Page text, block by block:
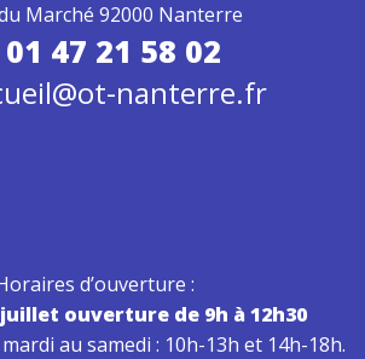
Marché 92000 Nanterre
01 47 21 58 02
nanterre.fr
d’ouverture :
ouverture de 9h à 12h30
au samedi : 10h-13h et 14h-18h.